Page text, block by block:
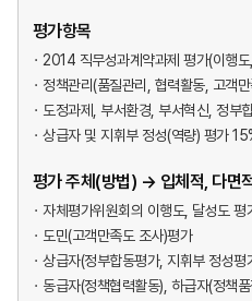
평가항목
2014 직무성과계약과제 평가(이행
정책관리(품질관리, 협력활동, 고객
도정과제, 부서환경, 부서혁신, 정
상급자 및 지휘부 정성(역량) 평가
평가 주체(방법) → 입체적, 다면
자체평가위원회의 이행도, 달성도 평
도민(고객만족도 조사)평가
상급자(정부합동평가, 지휘부 정성평
동급자(정책협력활동), 하급자(정책